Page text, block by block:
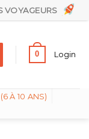
VOYAGEURS
0 Login
À 10 ANS)